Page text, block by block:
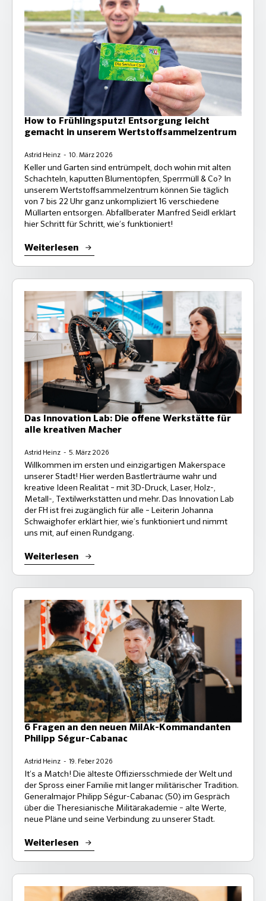
How to Frühlingsputz! Entsorgung leicht
gemacht in unserem Wertstoffsammelzentrum
Astrid Heinz 10. März 2026
Keller und Garten sind entrümpelt, doch wohin mit alten
Schachteln, kaputten Blumentöpfen, Sperrmüll & Co? In
unserem Wertstoffsammelzentrum können Sie täglich
von 7 bis 22 Uhr ganz unkompliziert 16 verschiedene
Müllarten entsorgen. Abfallberater Manfred Seidl erklärt
hier Schritt für Schritt, wie’s funktioniert!
Weiterlesen
Das Innovation Lab: Die offene Werkstätte für
alle kreativen Macher
Astrid Heinz 5. März 2026
Willkommen im ersten und einzigartigen Makerspace
unserer Stadt! Hier werden Bastlerträume wahr und
kreative Ideen Realität – mit 3D-Druck, Laser, Holz-,
Metall-, Textilwerkstätten und mehr. Das Innovation Lab
der FH ist frei zugänglich für alle – Leiterin Johanna
Schwaighofer erklärt hier, wie’s funktioniert und nimmt
uns mit, auf einen Rundgang.
Weiterlesen
6 Fragen an den neuen MilAk-Kommandanten
Philipp Ségur-Cabanac
Astrid Heinz 19. Feber 2026
It’s a Match! Die älteste Offiziersschmiede der Welt und
der Spross einer Familie mit langer militärischer Tradition.
Generalmajor Philipp Ségur-Cabanac (50) im Gespräch
über die Theresianische Militärakademie – alte Werte,
neue Pläne und seine Verbindung zu unserer Stadt.
Weiterlesen